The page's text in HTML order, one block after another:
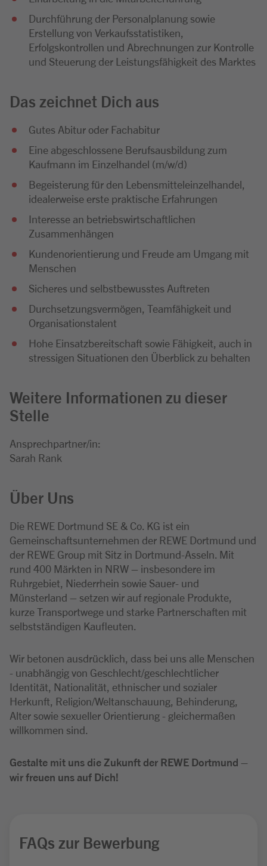
Durchführung der Personalplanung sowie
Erstellung von Verkaufsstatistiken,
Erfolgskontrollen und Abrechnungen zur Kontrolle
und Steuerung der Leistungsfähigkeit des Marktes
Das zeichnet Dich aus
Gutes Abitur oder Fachabitur
Eine abgeschlossene Berufsausbildung zum
Kaufmann im Einzelhandel (m/w/d)
Begeisterung für den Lebensmitteleinzelhandel,
idealerweise erste praktische Erfahrungen
Interesse an betriebswirtschaftlichen
Zusammenhängen
Kundenorientierung und Freude am Umgang mit
Menschen
Sicheres und selbstbewusstes Auftreten
Durchsetzungsvermögen, Teamfähigkeit und
Organisationstalent
Hohe Einsatzbereitschaft sowie Fähigkeit, auch in
stressigen Situationen den Überblick zu behalten
Weitere Informationen zu dieser
Stelle
Ansprechpartner/in:
Sarah Rank
Über Uns
Die REWE Dortmund SE & Co. KG ist ein
Gemeinschaftsunternehmen der REWE Dortmund und
der REWE Group mit Sitz in Dortmund-Asseln. Mit
rund 400 Märkten in NRW – insbesondere im
Ruhrgebiet, Niederrhein sowie Sauer- und
Münsterland – setzen wir auf regionale Produkte,
kurze Transportwege und starke Partnerschaften mit
selbstständigen Kaufleuten.
Wir betonen ausdrücklich, dass bei uns alle Menschen
- unabhängig von Geschlecht/geschlechtlicher
Identität, Nationalität, ethnischer und sozialer
Herkunft, Religion/Weltanschauung, Behinderung,
Alter sowie sexueller Orientierung - gleichermaßen
willkommen sind.
Gestalte mit uns die Zukunft der REWE Dortmund –
wir freuen uns auf Dich!
FAQs zur Bewerbung